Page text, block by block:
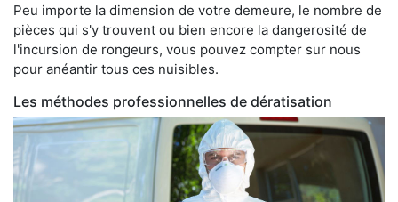
Peu importe la dimension de votre demeure, le nombre de
pièces qui s'y trouvent ou bien encore la dangerosité de
l'incursion de rongeurs, vous pouvez compter sur nous
pour anéantir tous ces nuisibles.
Les méthodes professionnelles de dératisation